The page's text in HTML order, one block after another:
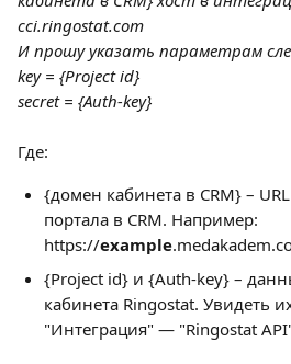
cci.ringostat.com
И прошу указать параметрам
key = {Project id}
secret = {Auth-key}
Где:
{домен кабинета в CRM} –
портала в CRM. Например:
https://example
{Project id} и {Auth-key} –
кабинета Ringostat. Увидеть
"Интеграция" — "Ringostat